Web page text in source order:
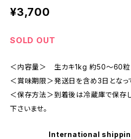
¥3,700
SOLD OUT
＜内容量＞ 生カキ1kg 約50〜60粒
＜賞味期限＞発送日を含め3日となっ
＜保存方法＞到着後は冷蔵庫で保存
下さいませ。
International